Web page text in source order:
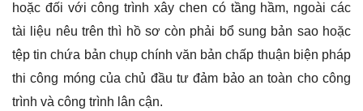
hoặc đối với công trình xây chen có tầng hầm, ngoài các
tài liệu nêu trên thì hồ sơ còn phải bổ sung bản sao hoặc
tệp tin chứa bản chụp chính văn bản chấp thuận biện pháp
thi công móng của chủ đầu tư đảm bảo an toàn cho công
trình và công trình lân cận.